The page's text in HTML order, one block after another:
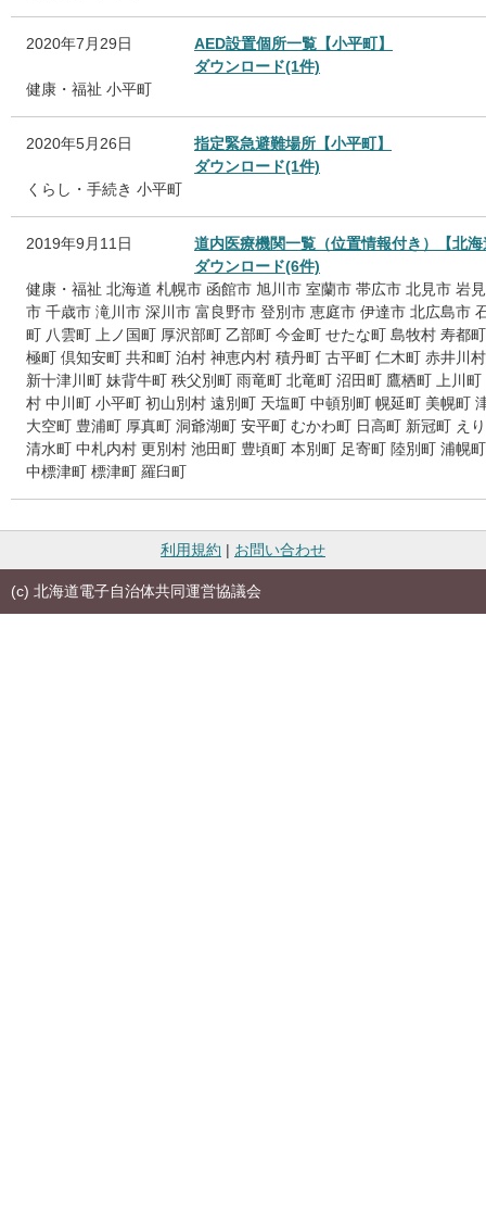
2020年7月29日
AED設置個所一覧【小平町】
ダウンロード(1件)
健康・福祉 小平町
2020年5月26日
指定緊急避難場所【小平町】
ダウンロード(1件)
くらし・手続き 小平町
2019年9月11日
道内医療機関一覧（位置情報付き）【北海
ダウンロード(6件)
健康・福祉 北海道 札幌市 函館市 旭川市 室蘭市 帯広市 北見市 岩
市 千歳市 滝川市 深川市 富良野市 登別市 恵庭市 伊達市 北広島市
町 八雲町 上ノ国町 厚沢部町 乙部町 今金町 せたな町 島牧村 寿都町
極町 倶知安町 共和町 泊村 神恵内村 積丹町 古平町 仁木町 赤井川村
新十津川町 妹背牛町 秩父別町 雨竜町 北竜町 沼田町 鷹栖町
上川町
村 中川町 小平町 初山別村 遠別町 天塩町 中頓別町 幌延町 美幌町
大空町 豊浦町 厚真町 洞爺湖町 安平町 むかわ町 日高町 新冠町 え
清水町 中札内村 更別村 池田町 豊頃町 本別町 足寄町 陸別町 浦幌町
中標津町 標津町 羅臼町
利用規約 | お問い合わせ
(c) 北海道電子自治体共同運営協議会